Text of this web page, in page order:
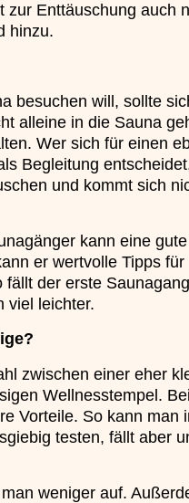
zur Enttäuschung auch
hinzu.
besuchen will, sollte
alleine in die Sauna
Wer sich für einen
Begleitung
und kommt sich
kann eine gute
er wertvolle Tipps für
der erste
viel leichter.
zwischen einer eher
Wellnesstempel.
Vorteile. So kann man
testen, fällt aber
weniger auf.